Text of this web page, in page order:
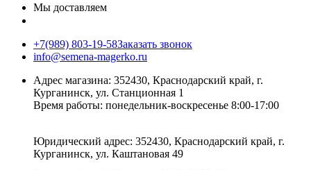
Мы доставляем
+7(989) 803-19-58Заказать звонок
info@semena-magerko.ru
Адрес магазина: 352430, Краснодарский край, г.
Курганинск, ул. Станционная 1
Время работы: понедельник-воскресенье 8:00-17:00
Юридический адрес: 352430, Краснодарский край, г.
Курганинск, ул. Каштановая 49